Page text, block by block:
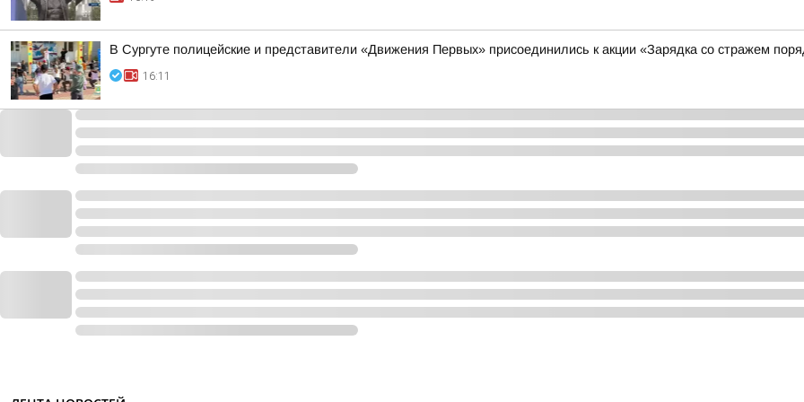
В Сургуте полицейские и представители «Движения Первых» присоединились к акции «Зарядка со стражем
16:11